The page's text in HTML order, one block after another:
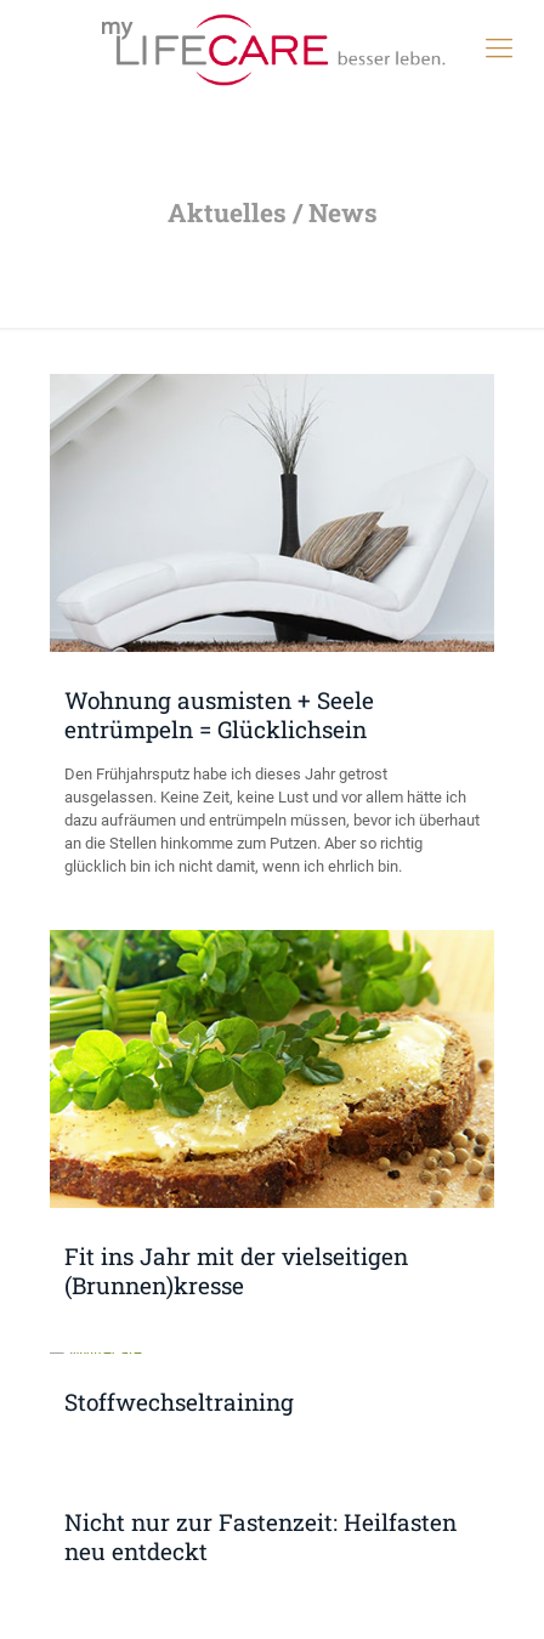
Aktuelles / News
Wohnung ausmisten + Seele
entrümpeln = Glücklichsein
Den Frühjahrsputz habe ich dieses Jahr getrost
ausgelassen. Keine Zeit, keine Lust und vor allem hätte ich
dazu aufräumen und entrümpeln müssen, bevor ich überhaut
an die Stellen hinkomme zum Putzen. Aber so richtig
glücklich bin ich nicht damit, wenn ich ehrlich bin.
Fit ins Jahr mit der vielseitigen
(Brunnen)kresse
Stoffwechseltraining
Nicht nur zur Fastenzeit: Heilfasten
neu entdeckt